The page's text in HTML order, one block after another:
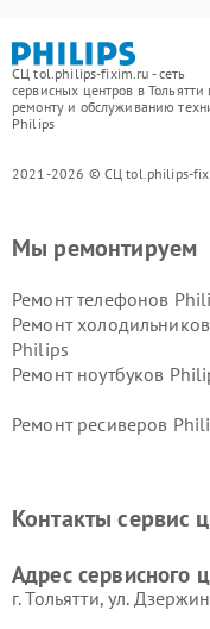
СЦ tol.philips-fixim.ru - сеть
сервисных центров в Тольятти
ремонту и обслуживанию
Philips
2021-2026 © СЦ tol.philips-
Мы ремонтируем
Ремонт телефонов
Ремонт холодильников
Philips
Ремонт ноутбуков
Ремонт ресиверов
Ремонт стиральных
Контакты сервис
Адрес сервисного
г. Тольятти, ул.